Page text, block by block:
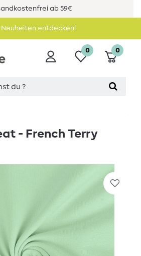
ab 59€
entdecken!
0 0
- French Terry